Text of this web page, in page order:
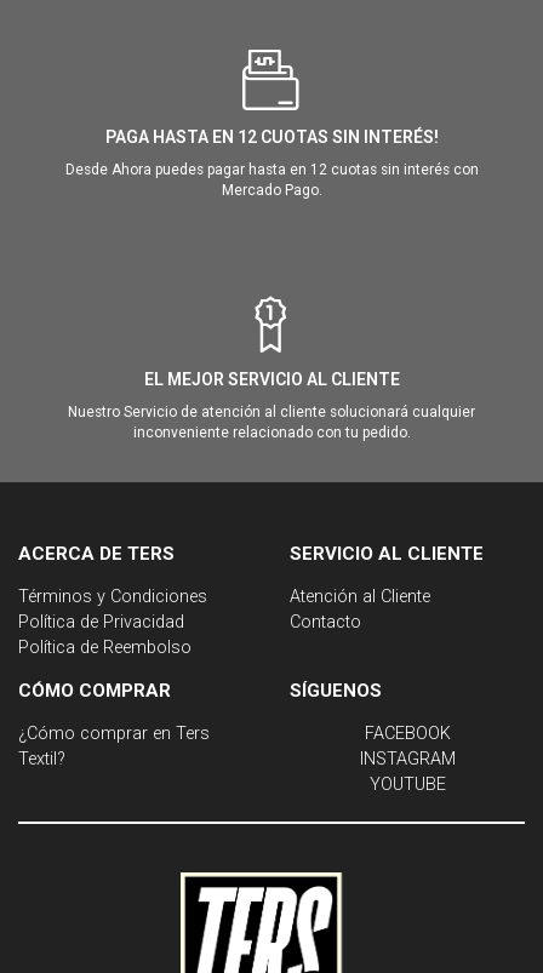
PAGA HASTA EN 12 CUOTAS SIN INTERÉS!
Desde Ahora puedes pagar hasta en 12 cuotas sin interés con
Mercado Pago.
EL MEJOR SERVICIO AL CLIENTE
Nuestro Servicio de atención al cliente solucionará cualquier
inconveniente relacionado con tu pedido.
ACERCA DE TERS
Términos y Condiciones
Política de Privacidad
Política de Reembolso
SERVICIO AL CLIENTE
Atención al Cliente
Contacto
CÓMO COMPRAR
¿Cómo comprar en Ters
Textil?
SÍGUENOS
FACEBOOK
INSTAGRAM
YOUTUBE